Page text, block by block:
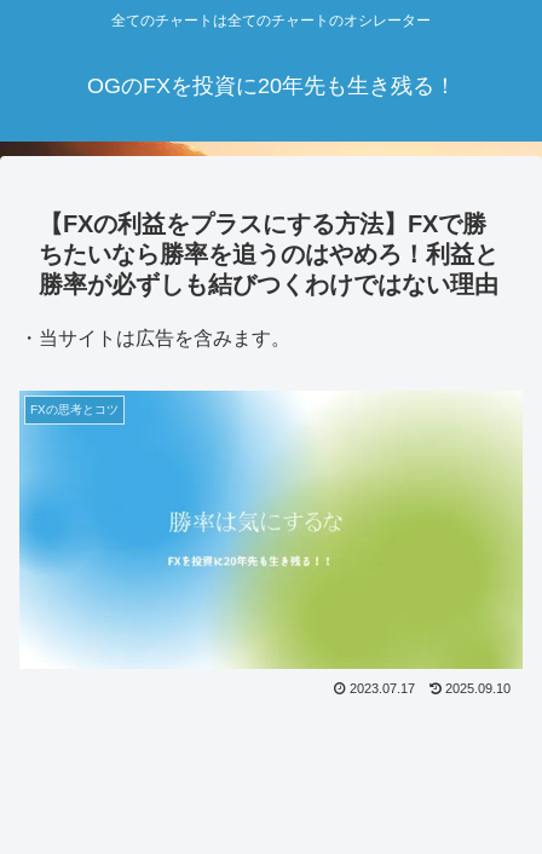
全てのチャートは全てのチャートのオシレーター
OGのFXを投資に20年先も生き残る！
【FXの利益をプラスにする方法】FXで勝
ちたいなら勝率を追うのはやめろ！利益と
勝率が必ずしも結びつくわけではない理由
・当サイトは広告を含みます。
FXの思考とコツ
2023.07.17 2025.09.10